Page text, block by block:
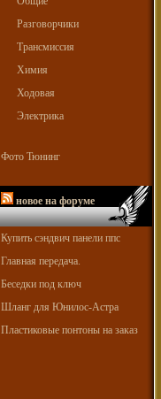
Разговорчики
Трансмиссия
Химия
Ходовая
Электрика
Фото Тюнинг
новое на форуме
Купить сэндвич панели ппс
Главная передача.
Беседки под ключ
Шланг для Юнилос-Астра
Пластиковые понтоны на заказ